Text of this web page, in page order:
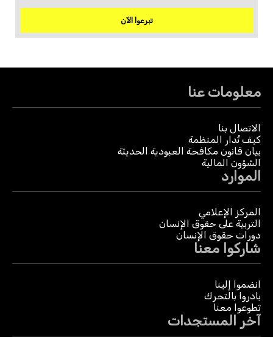
تبرعوا الآن
معلومات عنا
الاتصال بنا
كيف تُدار المنظمة
بيان قانون مكافحة العبودية الحديثة
الشؤون المالية
الموارد
المركز الإعلامي
التربية على حقوق الإنسان
دورات حقوق الإنسان
شاركوا معنا
انضموا إلينا
بادروا بالتحرك
تطوعوا معنا
آخر المستجدات